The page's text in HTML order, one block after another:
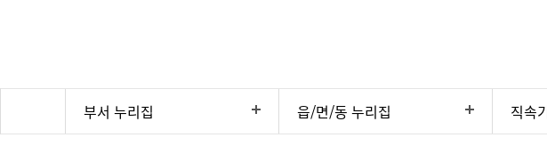
부서 누리집 읍/면/동 누리집 직속